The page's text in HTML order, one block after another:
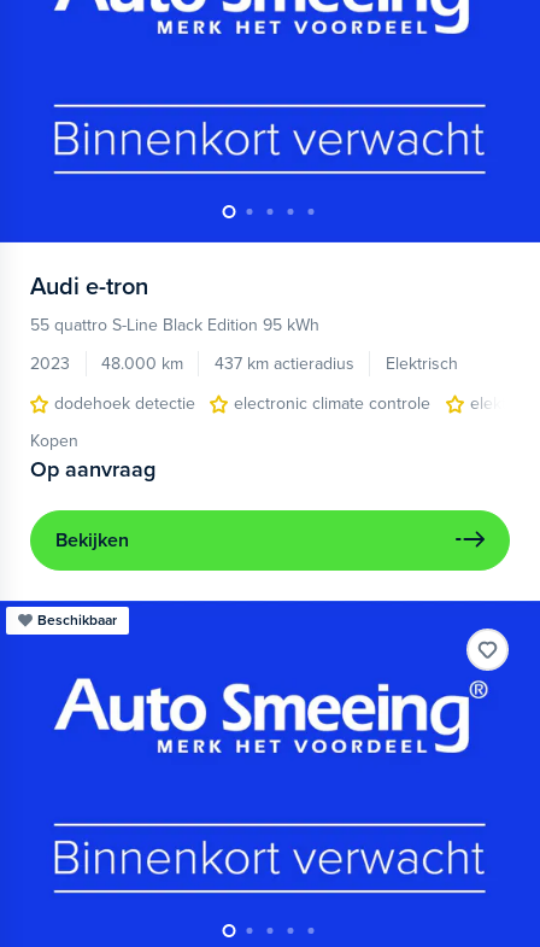
Audi e-tron
55 quattro S-Line Black Edition 95 kWh
2023
48.000 km 437 km actieradius
Elektrisch
dodehoek detectie
electronic climate controle
Kopen
Op aanvraag
Bekijken
Beschikbaar